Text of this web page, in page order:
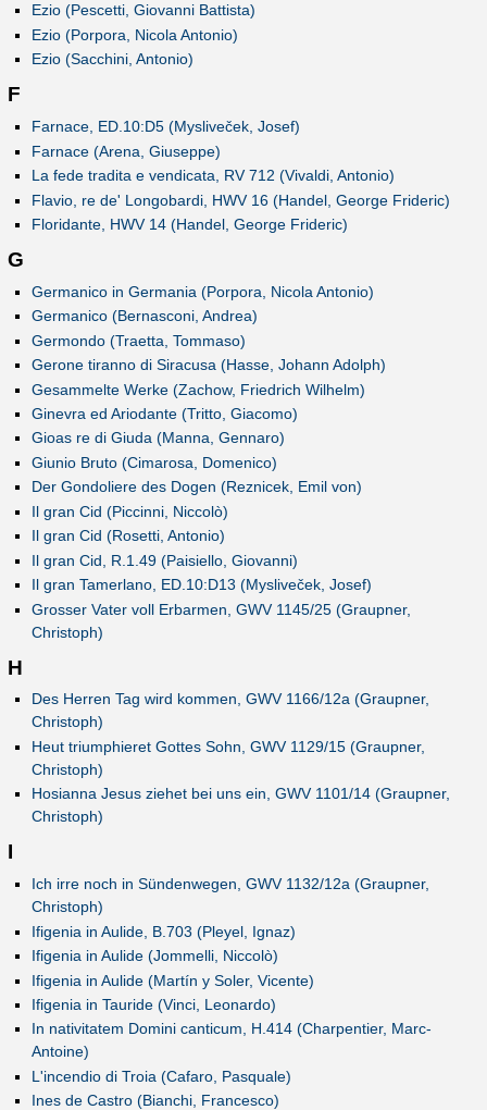
Ezio (Pescetti, Giovanni Battista)
Ezio (Porpora, Nicola Antonio)
Ezio (Sacchini, Antonio)
F
Farnace, ED.10:D5 (Mysliveček, Josef)
Farnace (Arena, Giuseppe)
La fede tradita e vendicata, RV 712 (Vivaldi, Antonio)
Flavio, re de' Longobardi, HWV 16 (Handel, George Frideric)
Floridante, HWV 14 (Handel, George Frideric)
G
Germanico in Germania (Porpora, Nicola Antonio)
Germanico (Bernasconi, Andrea)
Germondo (Traetta, Tommaso)
Gerone tiranno di Siracusa (Hasse, Johann Adolph)
Gesammelte Werke (Zachow, Friedrich Wilhelm)
Ginevra ed Ariodante (Tritto, Giacomo)
Gioas re di Giuda (Manna, Gennaro)
Giunio Bruto (Cimarosa, Domenico)
Der Gondoliere des Dogen (Reznicek, Emil von)
Il gran Cid (Piccinni, Niccolò)
Il gran Cid (Rosetti, Antonio)
Il gran Cid, R.1.49 (Paisiello, Giovanni)
Il gran Tamerlano, ED.10:D13 (Mysliveček, Josef)
Grosser Vater voll Erbarmen, GWV 1145/25 (Graupner,
Christoph)
H
Des Herren Tag wird kommen, GWV 1166/12a (Graupner,
Christoph)
Heut triumphieret Gottes Sohn, GWV 1129/15 (Graupner,
Christoph)
Hosianna Jesus ziehet bei uns ein, GWV 1101/14 (Graupner,
Christoph)
I
Ich irre noch in Sündenwegen, GWV 1132/12a (Graupner,
Christoph)
Ifigenia in Aulide, B.703 (Pleyel, Ignaz)
Ifigenia in Aulide (Jommelli, Niccolò)
Ifigenia in Aulide (Martín y Soler, Vicente)
Ifigenia in Tauride (Vinci, Leonardo)
In nativitatem Domini canticum, H.414 (Charpentier, Marc-
Antoine)
L'incendio di Troia (Cafaro, Pasquale)
Ines de Castro (Bianchi, Francesco)